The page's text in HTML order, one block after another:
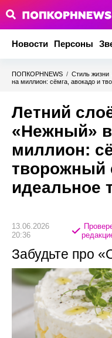
Новости Персоны
ПОПКОРНNEWS / Стиль жизни
на миллион: сёмга, авокадо и
Летний
«Нежный»
миллион:
идеальное
13.06.2026
20:36
Забудьте про